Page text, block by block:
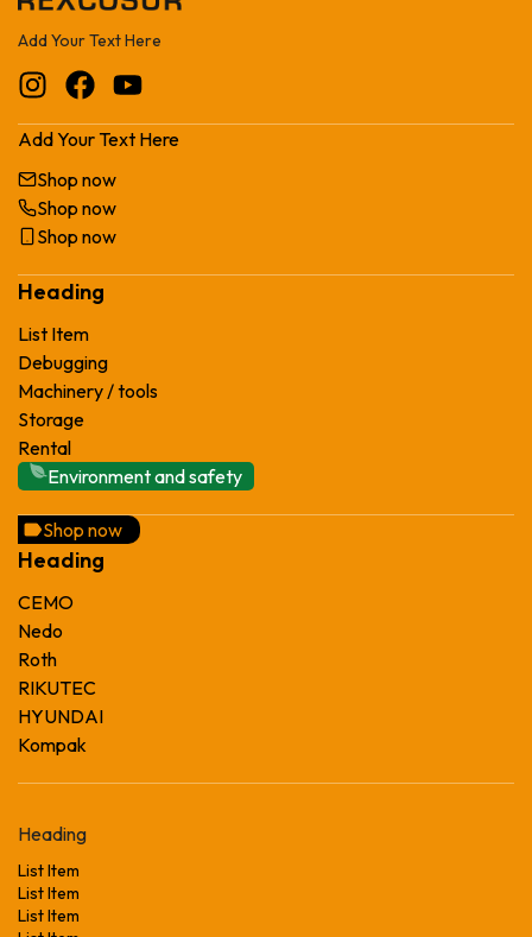
Add Your Text Here
Add Your Text Here
Shop now
Shop now
Shop now
Heading
List Item
Debugging
Machinery / tools
Storage
Rental
Environment and safety
Shop now
Heading
CEMO
Nedo
Roth
RIKUTEC
HYUNDAI
Kompak
Heading
List Item
List Item
List Item